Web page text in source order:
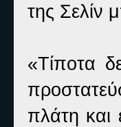
της Σελίν
«Τίποτα
πλάτη και